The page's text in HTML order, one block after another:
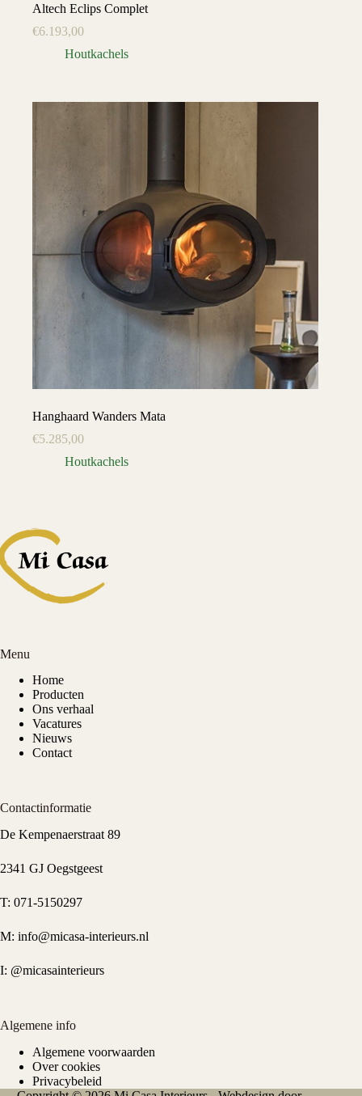
Altech Eclips Complet
€6.193,00
Houtkachels
Hanghaard Wanders Mata
€5.285,00
Houtkachels
Menu
Home
Producten
Ons verhaal
Vacatures
Nieuws
Contact
Contactinformatie
De Kempenaerstraat 89
2341 GJ Oegstgeest
T: 071-5150297
M: info@micasa-interieurs.nl
I: @micasainterieurs
Algemene info
Algemene voorwaarden
Over cookies
Privacybeleid